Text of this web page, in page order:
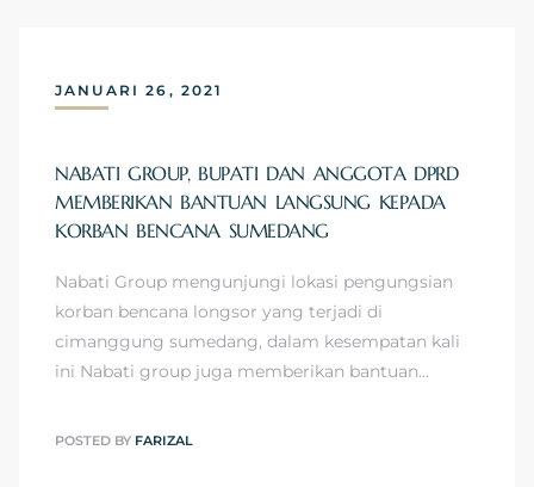
JANUARI 26, 2021
NABATI GROUP, BUPATI DAN ANGGOTA DPRD
MEMBERIKAN BANTUAN LANGSUNG KEPADA
KORBAN BENCANA SUMEDANG
Nabati Group mengunjungi lokasi pengungsian
korban bencana longsor yang terjadi di
cimanggung sumedang, dalam kesempatan kali
ini Nabati group juga memberikan bantuan…
POSTED BY FARIZAL